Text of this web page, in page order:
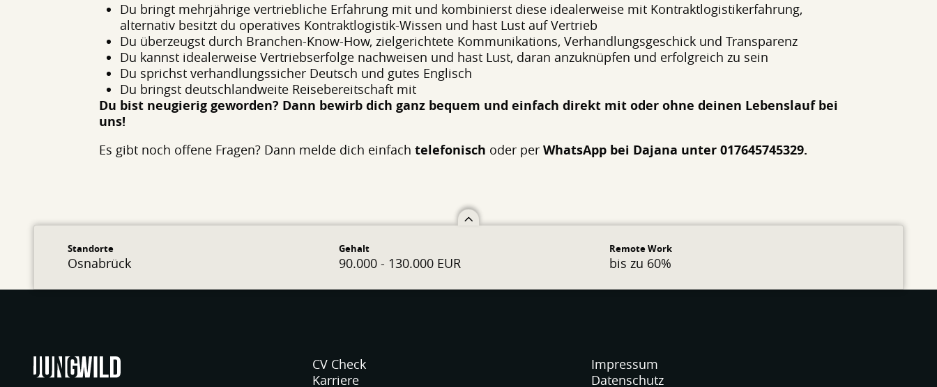
Du bringt mehrjährige vertriebliche Erfahrung mit und kombinierst diese idealerweise mit Kontraktlogistikerfahrung,
alternativ besitzt du operatives Kontraktlogistik-Wissen und hast Lust auf Vertrieb
Du überzeugst durch Branchen-Know-How, zielgerichtete Kommunikations, Verhandlungsgeschick und Transparenz
Du kannst idealerweise Vertriebserfolge nachweisen und hast Lust, daran anzuknüpfen und erfolgreich zu sein
Du sprichst verhandlungssicher Deutsch und gutes Englisch
Du bringst deutschlandweite Reisebereitschaft mit
Du bist neugierig geworden? Dann bewirb dich ganz bequem und einfach direkt mit oder ohne deinen Lebenslauf bei
uns!
Es gibt noch offene Fragen? Dann melde dich einfach telefonisch oder per WhatsApp bei Dajana unter 017645745329.
Standorte
Osnabrück
Gehalt
90.000 - 130.000 EUR
Remote Work
bis zu 60%
CV Check
Karriere
Impressum
Datenschutz